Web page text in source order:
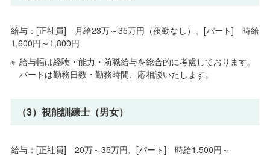
給与：[正社員] 月給23万～35万円（夜勤なし）、[パート] 時給
1,600円～1,800円
給与幅は経験・能力・前職給与を総合的に考慮しております。
パートは勤務日数・勤務時間、応相談いたします。
（3）視能訓練士（男女）
給与：[正社員] 20万～35万円、[パート] 時給1,500円～